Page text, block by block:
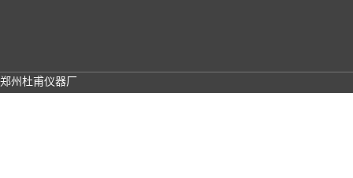
郑州杜甫仪器厂